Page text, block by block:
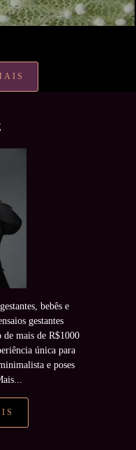
bebês e
gestantes
mais de R$1000
única para
e poses